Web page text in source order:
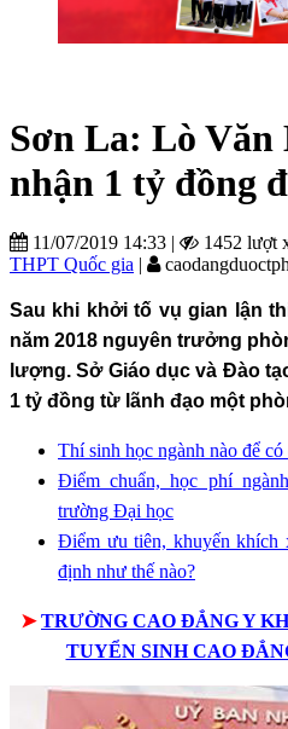
Sơn La: Lò
nhận 1 tỷ đồng
11/07/2019 14:33 | 1452 lượt
THPT Quốc gia |
Sau khi khởi tố vụ gian lận
năm 2018 nguyên trưởng
lượng. Sở Giáo dục và Đào
1 tỷ đồng từ lãnh đạo một
Thí sinh học ngành nào để
Điểm chuẩn, học phí
trường Đại học
Điểm ưu tiên, khuyến khích
định như thế nào?
➤TRƯỜNG CAO ĐẲNG Y
TUYỂN SINH CAO